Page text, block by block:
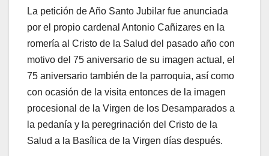
La petición de Año Santo Jubilar fue anunciada
por el propio cardenal Antonio Cañizares en la
romería al Cristo de la Salud del pasado año con
motivo del 75 aniversario de su imagen actual, el
75 aniversario también de la parroquia, así como
con ocasión de la visita entonces de la imagen
procesional de la Virgen de los Desamparados a
la pedanía y la peregrinación del Cristo de la
Salud a la Basílica de la Virgen días después.